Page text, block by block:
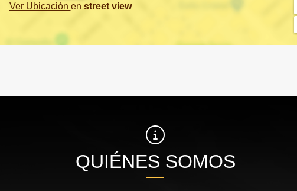
Ver Ubicación en street view
QUIÉNES SOMOS